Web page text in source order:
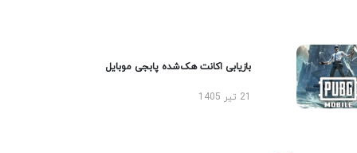
بازیابی اکانت هک‌شده پابجی موبایل